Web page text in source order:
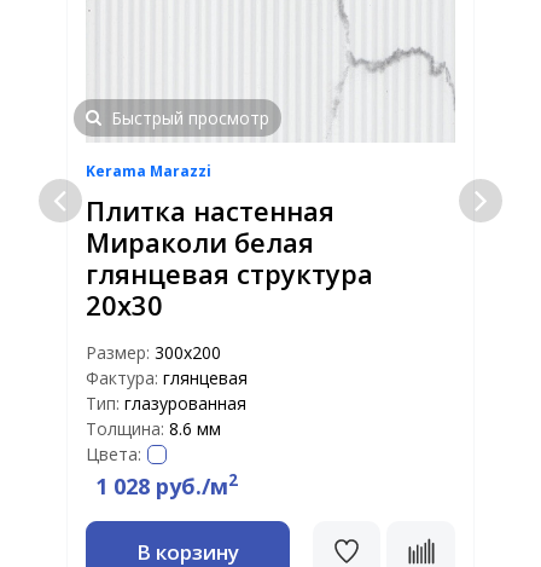
Быстрый просмотр
Kerama Marazzi
Плитка настенная
Мираколи белая
глянцевая структура
20х30
Размер: 300х200
Фактура: глянцевая
Тип: глазурованная
Толщина: 8.6 мм
Цвета:
1 028 руб./м2
В корзину